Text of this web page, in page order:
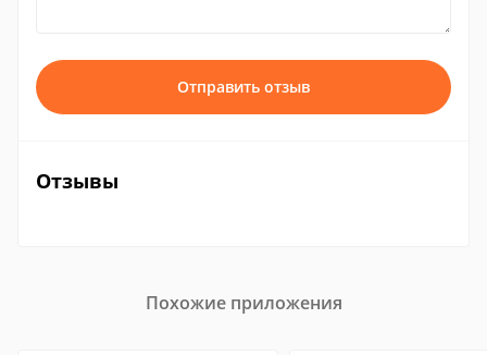
Отправить отзыв
Отзывы
Похожие приложения